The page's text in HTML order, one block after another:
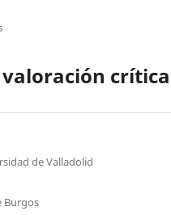
crítica
de Valladolid
Burgos